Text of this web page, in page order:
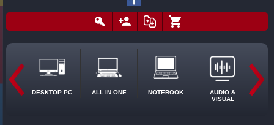
DESKTOP PC ALL IN ONE NOTEBOOK
AUDIO &
VISUAL